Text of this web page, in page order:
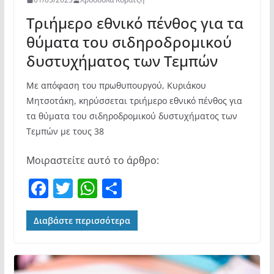
Τριήμερο εθνικό πένθος για τα
θύματα του σιδηροδρομικού
δυστυχήματος των Τεμπών
Με απόφαση του πρωθυπουργού, Κυριάκου
Μητσοτάκη, κηρύσσεται τριήμερο εθνικό πένθος για
τα θύματα του σιδηροδρομικού δυστυχήματος των
Τεμπών με τους 38
Μοιραστείτε αυτό το άρθρο:
F
a
c
b
T
w
itt
W
h
at
A
Μ
οι
ρ
σ
Διαβάστε περισσότερα